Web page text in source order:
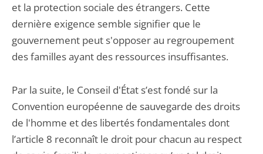
et la protection sociale des étrangers. Cette
dernière exigence semble signifier que le
gouvernement peut s'opposer au regroupement
des familles ayant des ressources insuffisantes.
Par la suite, le Conseil d'État s’est fondé sur la
Convention européenne de sauvegarde des droits
de l'homme et des libertés fondamentales dont
l’article 8 reconnaît le droit pour chacun au respect